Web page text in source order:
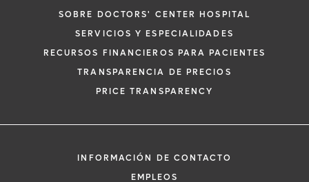
SOBRE DOCTORS' CENTER HOSPITAL
SERVICIOS Y ESPECIALIDADES
RECURSOS FINANCIEROS PARA PACIENTES
TRANSPARENCIA DE PRECIOS
PRICE TRANSPARENCY
INFORMACIÓN DE CONTACTO
EMPLEOS